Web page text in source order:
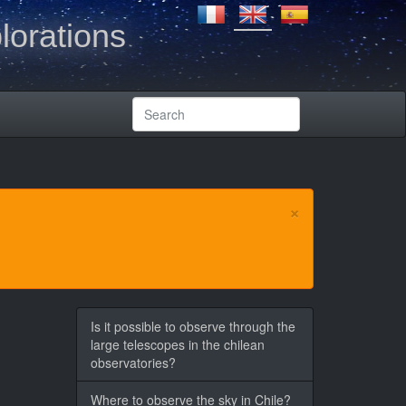
×
Is it possible to observe through the
large telescopes in the chilean
observatories?
Where to observe the sky in Chile?